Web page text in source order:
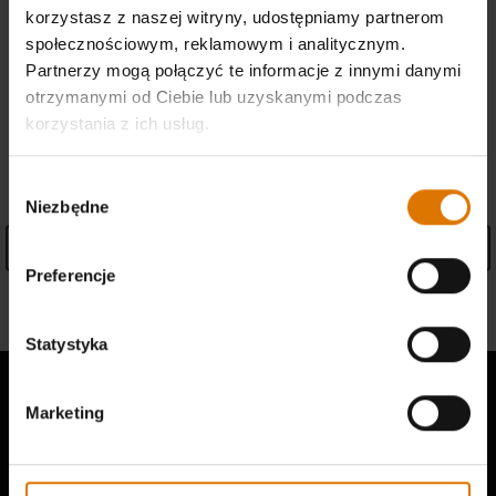
korzystasz z naszej witryny, udostępniamy partnerom
społecznościowym, reklamowym i analitycznym.
Partnerzy mogą połączyć te informacje z innymi danymi
otrzymanymi od Ciebie lub uzyskanymi podczas
korzystania z ich usług.
zgody
Niezbędne
Preferencje
Statystyka
Marketing
SPECYFIKACJE
Dowiedz się, co mówią inni